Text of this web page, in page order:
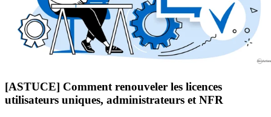
[ASTUCE] Comment renouveler les licences
utilisateurs uniques, administrateurs et NFR